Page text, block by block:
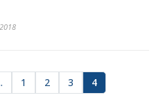
1 2 3 4